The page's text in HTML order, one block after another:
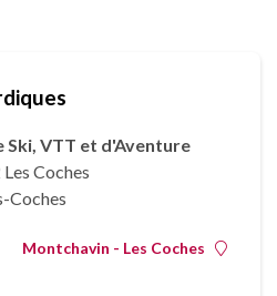
Ski, VTT et d'Aventure
Coches
Coches
Montchavin - Les Coches